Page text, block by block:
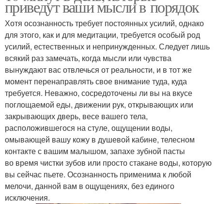
приведут ваши мысли в порядок
Хотя осознанность требует постоянных усилий, однако
для этого, как и для медитации, требуется особый род
усилий, естественных и непринужденных. Следует лишь
всякий раз замечать, когда мысли или чувства
вынуждают вас отвлечься от реальности, и в тот же
момент перенаправлять свое внимание туда, куда
требуется. Неважно, сосредоточены ли вы на вкусе
поглощаемой еды, движении рук, открывающих или
закрывающих дверь, весе вашего тела,
расположившегося на стуле, ощущении воды,
омывающей вашу кожу в душевой кабине, телесном
контакте с вашим малышом, запахе зубной пасты
во время чистки зубов или просто стакане воды, которую
вы сейчас пьете. Осознанность применима к любой
мелочи, данной вам в ощущениях, без единого
исключения.